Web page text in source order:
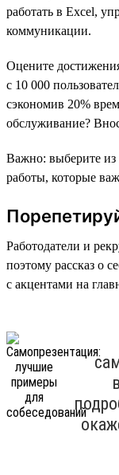
работать в Excel,
коммуникации.
Оцените
с 10 000
сэкономив 20%
обслуживание?
Важно: выберите из
работы, которые
Работодатели и
поэтому рассказ о
с акцентами на